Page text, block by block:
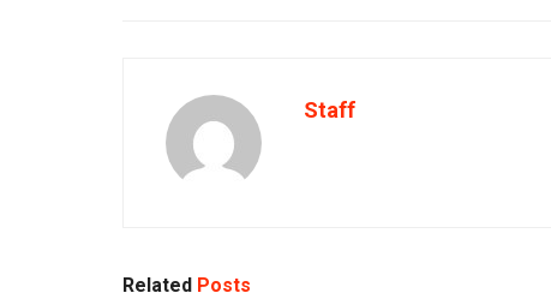
Staff
Related Posts